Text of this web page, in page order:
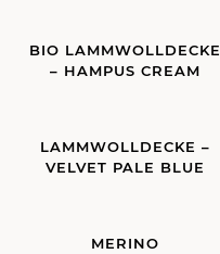
BIO LAMMWOLLDECKE
– HAMPUS CREAM
LAMMWOLLDECKE –
VELVET PALE BLUE
MERINO